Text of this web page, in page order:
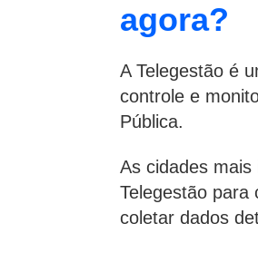
agora?
A Telegestão é
controle e
Pública.
As cidades
Telegestão para
coletar dados